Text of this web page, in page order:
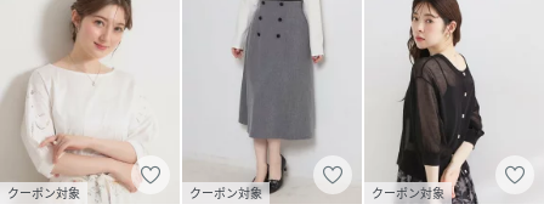
クーポン対象 クーポン対象 クーポン対象